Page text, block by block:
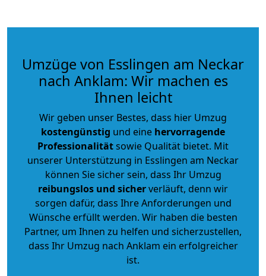
Umzüge von Esslingen am Neckar
nach Anklam: Wir machen es
Ihnen leicht
Wir geben unser Bestes, dass hier Umzug
kostengünstig und eine hervorragende
Professionalitätsowie Qualität bietet. Mit
unserer Unterstützung in Esslingen am Neckar
können Sie sicher sein, dass Ihr Umzug
reibungslos und sicherverläuft, denn wir
sorgen dafür, dass Ihre Anforderungen und
Wünsche erfüllt werden. Wir haben die besten
Partner, um Ihnen zu helfen und sicherzustellen,
dass Ihr Umzug nach Anklam ein erfolgreicher
ist.